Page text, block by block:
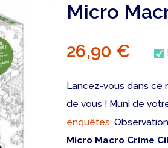
Micro
26,90 €
Lancez-vous dans ce
de vous ! Muni de
enquêtes.
Micro Macro Crime